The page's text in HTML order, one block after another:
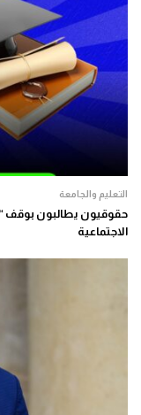
التعليم والجامعة
حقوقيون يطالبون بوقف
الاجتماعية